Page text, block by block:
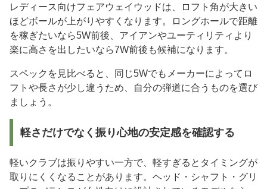
レディース向けフェアウェイウッドは、ロフト角が大きい
ほどボールが上がりやすくなります。ロングホールで距離
を稼ぎたいなら5W前後、アイアンやユーティリティより
楽に高さを出したいなら7W前後も候補になります。
スペックを見比べると、同じ5Wでもメーカーによってロ
フトや長さが少し違うため、自分の弾道に合うものを選び
ましょう。
軽さだけでなく振り心地の安定感を確認する
軽いクラブは振りやすい一方で、軽すぎるとタイミングが
取りにくくなることがあります。ヘッド・シャフト・グリ